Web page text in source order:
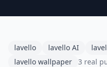
lavello lavello AI
lavello wallpaper
3 real